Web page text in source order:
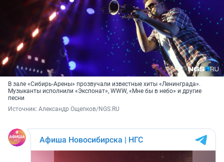
В зале «Сибирь-Арены» прозвучали известные хиты «Ленинграда».
Музыканты исполнили «Экспонат», WWW, «Мне бы в небо» и другие
песни
Источник: Александр Ощепков/NGS.RU